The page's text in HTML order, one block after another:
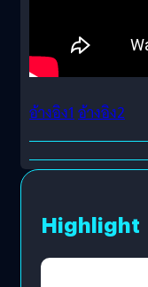
อ้างอิง1อ้างอิง2
Highlight